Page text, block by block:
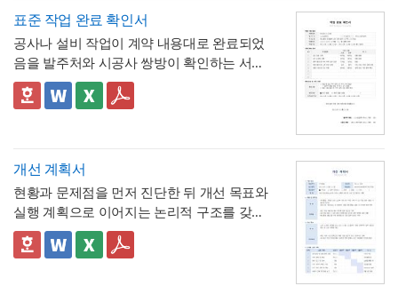
표에 제시된 환산 기준은 1일 8시간(주 40시
간) 근무를 전제로 한 것이므로,소정근로시간
이 다른 사업장이라면 이 기준을 그대로 적용
하지 않도록 유의
해야 합니다. 예를 들어 소정
근로시간이 7시간인 사업장이라면 1시간당
연차 환산 비율이 0.125일이 아닌 약 0.143일
을 기준으로 별도의 환산표를 마련해두는 것
이 정확합니다. 또한 법정 연차휴가는 원칙적
으로 1일 단위 사용이 기본이며, 시간단위 사
용은 법적 의무사항이 아니라 회사가 취업규
칙 등을 통해 자율적으로 도입하는 제도이므
한눈에 확인할 수 있도록 함
2. "급여 지급여부 : 무급(급여 미지급)"이라는
항목을 별도로 명시해, 이 휴직이 유급이 아닌
무급으로 처리되었음을 문서상 명확히 못박
음
3. "회사 내부 규정에 따른 휴직 기준이 적용
되었음을 확인한다"는 문구로, 이 무급휴직이
임의가 아니라 회사의 정식 내부 규정 절차를
거쳐 승인·실시되었음을 명시
4. 확인자(경영지원팀 담당자)의 서명과 회사
직인으로 마무리해, 근로자가 이 문서를 대외
무급휴직 확인서는
히 계산해 기재하는 것이 가장 중요합니다. 휴
직 시작일과 종료일을 실제 승인된 휴직원 내
용과 정확히 대조하고, 총 휴직일수는 달력상
실제 일수를 정확히 세어 기재해야 이후 급여
나 4대보험 정산 시 오류가 발생하지 않습니
표준 작업 완료 확인서
공사나 설비 작업이 계약 내용대로 완료되었
음을 발주처와 시공사 쌍방이 확인하는 서식
입니다. 작업항목별로 계획 수량과 완료 수량
을 나란히 대조하고, 하자 여부와 하자보증기
증할 수 있는 것이 특징입니다.
✅ 계획 대비 완료 수량 검증 및 하자 확인 관
다면 반드시 비고란에 그 사유(예 : 설계 변경,
현장 여건상 수량 조정 등)를 구체적으로 기재
해야 하며, 임의로 수량을 맞춰 기재하는 일이
없도록 해야 합니다. 하자여부를 "하자 없
음"으로 확인하는 경우에도 하자보증기간 내
에 새로운 하자가 발견될 수 있으므로, 이 확
💡 작성 팁
작업 완료 확인서는계획과 완료의 정확한 대
조가 가장 중요 하므로, 현장 실사를 통해 실제
완료된 개소·수량을 정확히 확인한 뒤 계획 수
개선 계획서
현황과 문제점을 먼저 진단한 뒤 개선 목표와
실행 계획으로 이어지는 논리적 구조를 갖춘
업무 개선 보고서입니다. 개선분야를 IT·전산,
업무 프로세스, 안전, 품질 등으로 체크박스
👔 이 서식의 구성 특징